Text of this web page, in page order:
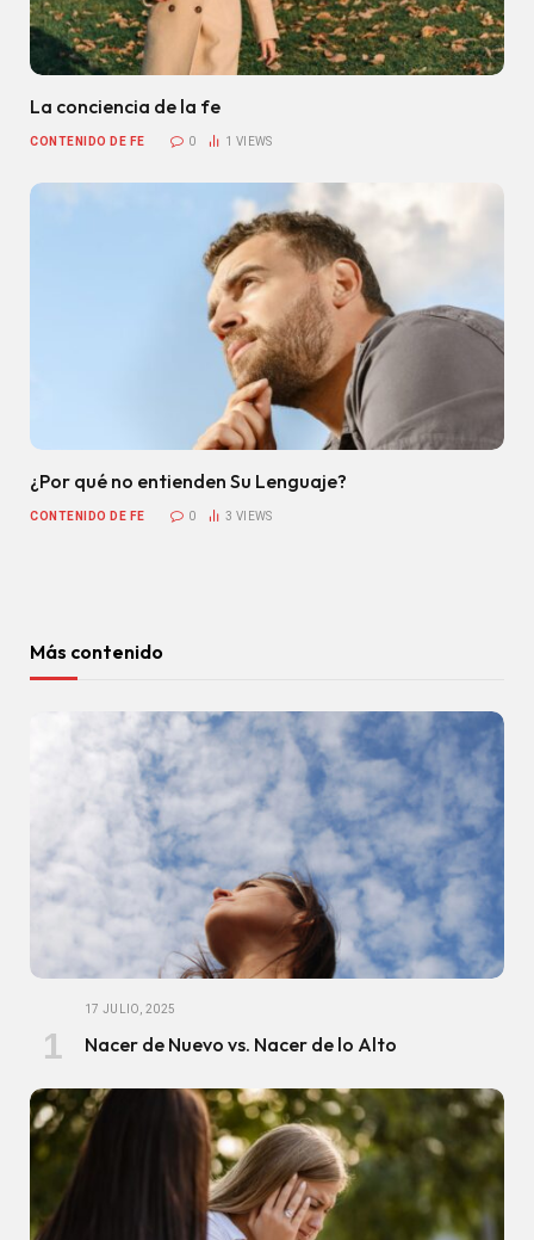
La conciencia de la fe
CONTENIDO DE FE 0 1VIEWS
¿Por qué no entienden Su Lenguaje?
CONTENIDO DE FE 0 3VIEWS
Más contenido
17 JULIO, 2025
Nacer de Nuevo vs. Nacer de lo Alto